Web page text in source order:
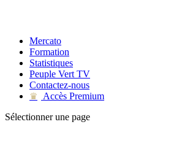
Mercato
Formation
Statistiques
Peuple Vert TV
Contactez-nous
♛
Accès Premium
Sélectionner une page